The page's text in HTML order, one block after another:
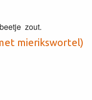
zout.
mierikswortel)